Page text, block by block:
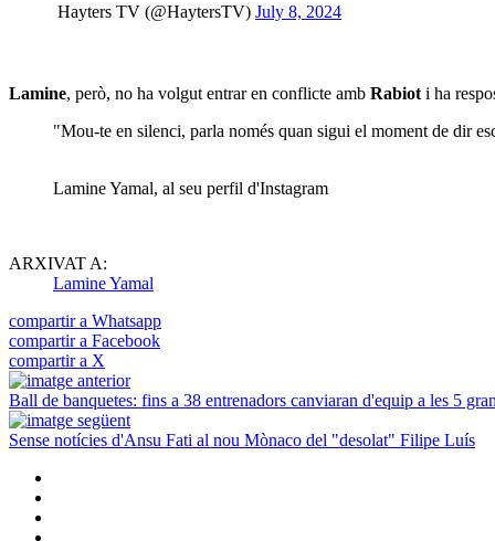
 Hayters TV (@HaytersTV) July 8, 2024
Lamine, però, no ha volgut entrar en conflicte amb Rabiot i ha
"Mou-te en silenci, parla només quan sigui el moment de dir
Lamine Yamal, al seu perfil d'Instagram
ARXIVAT A:
Lamine Yamal
compartir a Whatsapp
compartir a Facebook
compartir a X
Ball de banquetes: fins a 38 entrenadors canviaran d'equip a les 5
Sense notícies d'Ansu Fati al nou Mònaco del "desolat" Filipe Luís